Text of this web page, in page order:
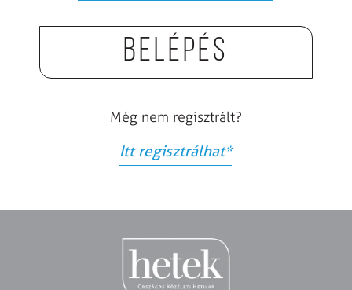
Belépés
Még nem regisztrált?
Itt regisztrálhat*